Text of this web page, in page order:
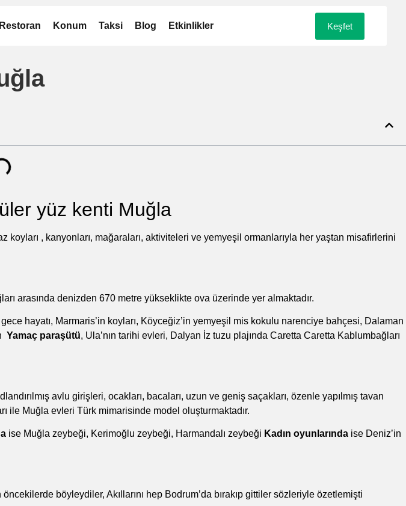
Restoran Konum Taksi Blog Etkinlikler Keşfet
yüz kenti Muğla
, kanyonları, mağaraları, aktiviteleri ve yemyeşil ormanlarıyla her yaştan misafirlerini
arasında denizden 670 metre yükseklikte ova üzerinde yer almaktadır.
hayatı, Marmaris’in koyları, Köyceğiz’in yemyeşil mis kokulu narenciye bahçesi, Dalaman
Yamaç paraşütü, Ula’nın tarihi evleri, Dalyan İz tuzu plajında Caretta Caretta Kablumbağları
avlu girişleri, ocakları, bacaları, uzun ve geniş saçakları, özenle yapılmış tavan
ile Muğla evleri Türk mimarisinde model oluşturmaktadır.
ise Muğla zeybeği, Kerimoğlu zeybeği, Harmandalı zeybeği Kadın oyunlarında ise Deniz’in
böyleydiler, Akıllarını hep Bodrum’da bırakıp gittiler sözleriyle özetlemişti